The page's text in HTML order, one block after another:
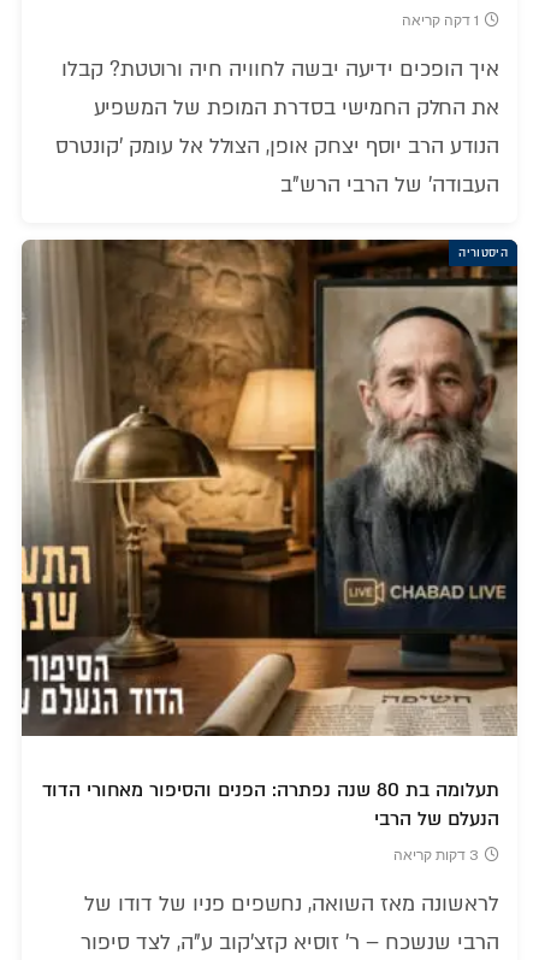
1 דקה קריאה
איך הופכים ידיעה יבשה לחוויה חיה ורוטטת? קבלו
את החלק החמישי בסדרת המופת של המשפיע
הנודע הרב יוסף יצחק אופן, הצולל אל עומק 'קונטרס
העבודה' של הרבי הרש"ב
היסטוריה
תעלומה בת 80 שנה נפתרה: הפנים והסיפור מאחורי הדוד
הנעלם של הרבי
3 דקות קריאה
לראשונה מאז השואה, נחשפים פניו של דודו של
הרבי שנשכח – ר' זוסיא קזצ'קוב ע"ה, לצד סיפור